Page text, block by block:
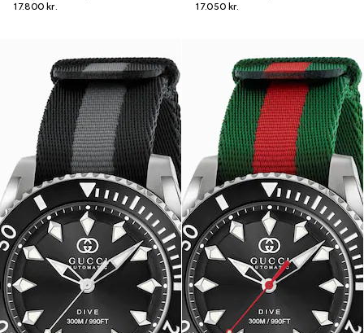
17.800 kr.
17.050 kr.